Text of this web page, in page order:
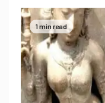
1 min read